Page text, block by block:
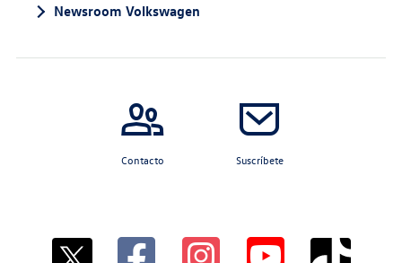
Newsroom Volkswagen
Contacto Suscríbete